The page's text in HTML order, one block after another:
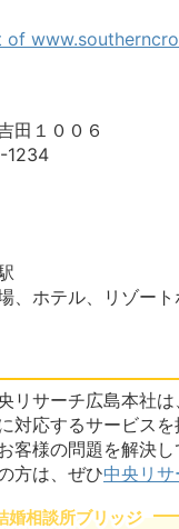
田１００６
1234
、ホテル、リゾー
リサーチ広島本社は
対応するサービス
客様の問題を解決
方は、ぜひ中央リ
婚相談所ブリッジ